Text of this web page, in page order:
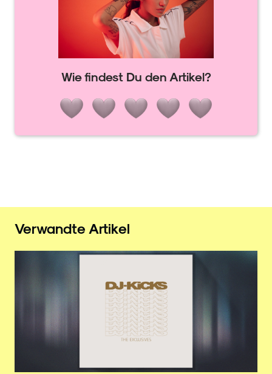
Wie findest Du den Artikel?
Verwandte Artikel